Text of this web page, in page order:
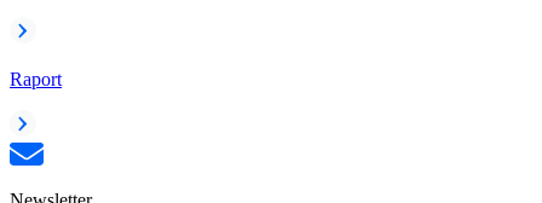
Raport